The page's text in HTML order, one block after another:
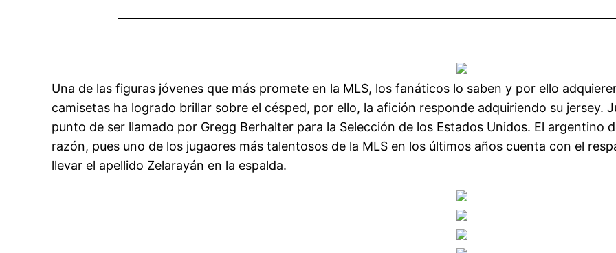
Una de las figuras jóvenes que más promete en la MLS, los fanáticos lo saben y por ello
camisetas ha logrado brillar sobre el césped, por ello, la afición responde adquiriendo su jersey.
punto de ser llamado por Gregg Berhalter para la Selección de los Estados Unidos. El argentino
razón, pues uno de los jugaores más talentosos de la MLS en los últimos años cuenta con el
llevar el apellido Zelarayán en la espalda.